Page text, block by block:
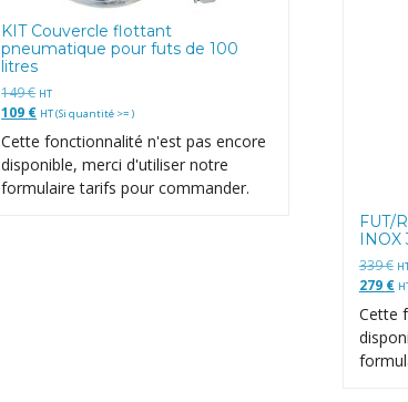
KIT Couvercle flottant
pneumatique pour futs de 100
litres
149€ HT
109 € HT (Si quantité >= )
Cette fonctionnalité n'est pas encore
disponible, merci d'utiliser notre
formulaire tarifs pour commander.
FUT/
339€
279 €
Cette